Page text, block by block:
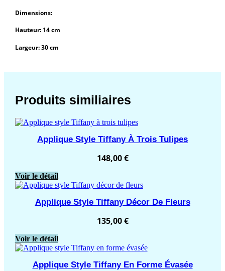
Dimensions:
Hauteur: 14 cm
Largeur: 30 cm
Produits similiaires
Applique Style Tiffany À Trois Tulipes
148,00€
Voir le détail
Applique Style Tiffany Décor De Fleurs
135,00€
Voir le détail
Applique Style Tiffany En Forme Évasée